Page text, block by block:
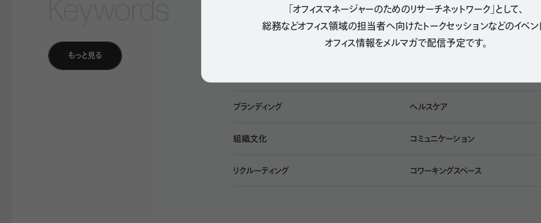
「オフィスマネージャーのためのリサーチネットワーク」として、
総務などオフィス領域の担当者へ向けたトークセッションなどのイベン
オフィス情報をメルマガで配信予定です。
もっと見る
ビジネスツール
社内制度
ブランディング ヘルスケア
組織文化 コミュニケーション
リクルーティング コワーキングスペース